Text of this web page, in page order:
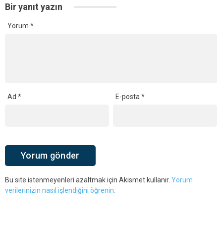
Bir yanıt yazın
Yorum *
Ad * E-posta*
Bu site istenmeyenleri azaltmak için Akismet kullanır. Yorum
verilerinizin nasıl işlendiğini öğrenin.